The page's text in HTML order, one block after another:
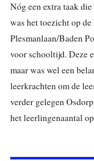
Nóg een extra taak
was het toezicht op
Plesmanlaan/Baden
voor schooltijd. Deze
maar was wel een
leerkrachten om de
verder gelegen
het leerlingenaantal